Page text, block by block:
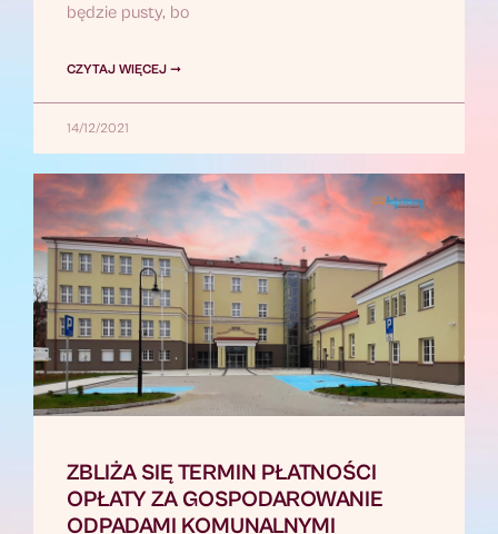
będzie pusty, bo
CZYTAJ WIĘCEJ ➞
14/12/2021
ZBLIŻA SIĘ TERMIN PŁATNOŚCI
OPŁATY ZA GOSPODAROWANIE
ODPADAMI KOMUNALNYMI